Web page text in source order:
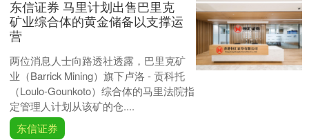
东信证券 马里计划出售巴里克
矿业综合体的黄金储备以支撑运
营
两位消息人士向路透社透露，巴里克矿
业（Barrick Mining）旗下卢洛 - 贡科托
（Loulo-Gounkoto）综合体的马里法院指
定管理人计划从该矿的仓....
东信证券